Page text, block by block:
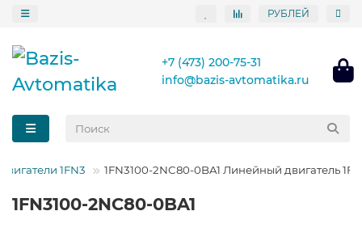
РУБЛЕЙ
+7 (473) 200-75-31
info@bazis-avtomatika.ru
1FN3 1FN3100-2NC80-0BA1 Линейный двигатель
1FN3100-2NC80-0BA1